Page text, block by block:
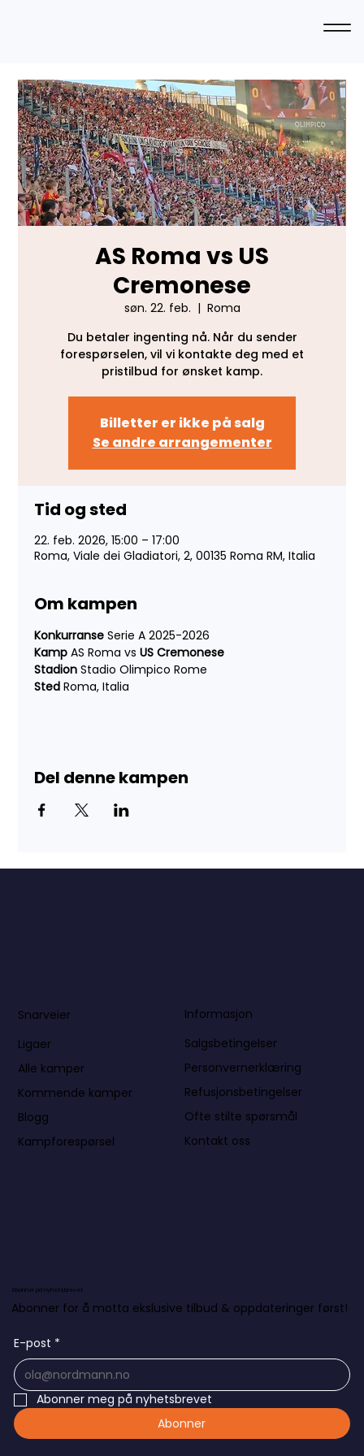
AS Roma vs US
Cremonese
søn. 22. feb.
  |
Roma
Du betaler ingenting nå. Når du sender
forespørselen, vil vi kontakte deg med et
pristilbud for ønsket kamp.
Billetter er ikke på salg
Se andre arrangementer
Tid og sted
22. feb. 2026, 15:00 – 17:00
Roma, Viale dei Gladiatori, 2, 00135 Roma RM, Italia
Om kampen
Konkurranse Serie A 2025-2026
Kamp AS Roma vs US Cremonese
Stadion Stadio Olimpico Rome
Sted Roma, Italia
Del denne kampen
Snarveier
Ligaer
Alle kamper
Kommende kamper
Blogg
Kampforespørsel
Informasjon
Salgsbetingelser
Personvernerklæring
Refusjonsbetingelser
Ofte stilte spørsmål
Kontakt oss
Abonner på nyhetsbrevet
Abonner for å motta ekslusive tilbud & oppdateringer først!
E-post *
Abonner meg på nyhetsbrevet
Abonner